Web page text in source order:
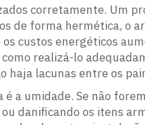
corretamente. Um
de forma hermética, o
custos energéticos
realizá-lo
haja lacunas entre os
a umidade. Se não
danificando os itens